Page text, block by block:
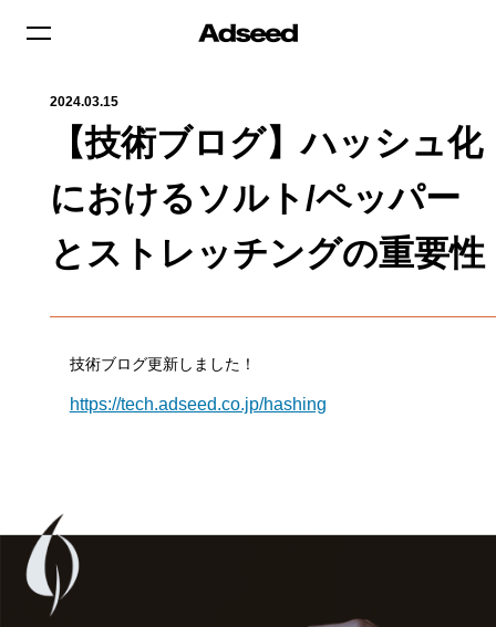
2024.03.15
【技術ブログ】ハッシュ化
におけるソルト/ペッパー
とストレッチングの重要性
技術ブログ更新しました！
https://tech.adseed.co.jp/hashing